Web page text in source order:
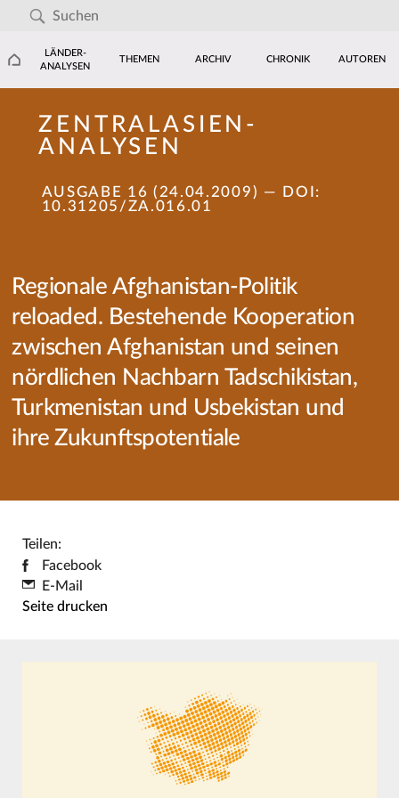
LÄNDER-
ANALYSEN
THEMEN ARCHIV CHRONIK AUTOREN
ZENTRALASIEN-
ANALYSEN
AUSGABE 16 (24.04.2009) — DOI:
10.31205/ZA.016.01
Regionale Afghanistan-Politik
reloaded. Bestehende Kooperation
zwischen Afghanistan und seinen
nördlichen Nachbarn Tadschikistan,
Turkmenistan und Usbekistan und
ihre Zukunftspotentiale
Teilen:
Facebook
E-Mail
Seite drucken